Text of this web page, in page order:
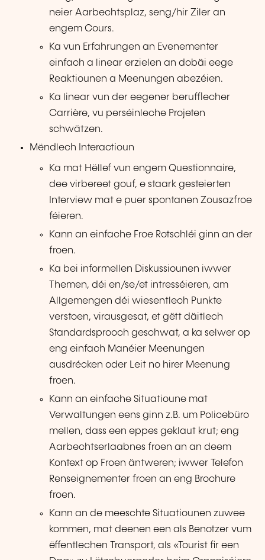
neier Aarbechtsplaz, seng/hir Ziler an
engem Cours.
Ka vun Erfahrungen an Evenementer
einfach a linear erzielen an dobäi eege
Reaktiounen a Meenungen abezéien.
Ka linear vun der eegener berufflecher
Carrière, vu perséinleche Projeten
schwätzen.
Mëndlech Interactioun
Ka mat Hëllef vun engem Questionnaire,
dee virbereet gouf, e staark gesteierten
Interview mat e puer spontanen Zousazfroe
féieren.
Kann an einfache Froe Rotschléi ginn an der
froen.
Ka bei informellen Diskussiounen iwwer
Themen, déi en/se/et intresséieren, am
Allgemengen déi wiesentlech Punkte
verstoen, virausgesat, et gëtt däitlech
Standardsprooch geschwat, a ka selwer op
eng einfach Manéier Meenungen
ausdrécken oder Leit no hirer Meenung
froen.
Kann an einfache Situatioune mat
Verwaltungen eens ginn z.B. um Policebüro
mellen, dass een eppes geklaut krut; eng
Aarbechtserlaabnes froen an an deem
Kontext op Froen äntweren; iwwer Telefon
Renseignementer froen an eng Brochure
froen.
Kann an de meeschte Situatiounen zuwee
kommen, mat deenen een als Benotzer vum
ëffentlechen Transport, als «Tourist fir een